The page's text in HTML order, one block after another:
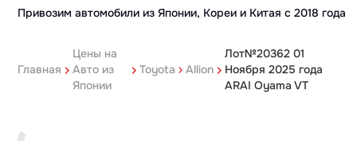
Привозим автомобили из Японии, Кореи и Китая с 2018 года
Главная
Цены на
Авто из
Японии
Toyota Allion
Лот№20362 01
Ноября 2025 года
ARAI Oyama VT